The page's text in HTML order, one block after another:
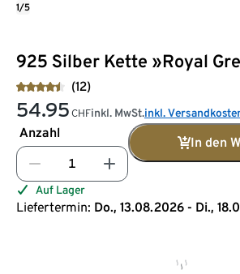
925 Silber Kette »Royal
(12)
54.95 CHFinkl. MwSt.inkl.
Anzahl
In den
Auf Lager
Liefertermin: Do., 13.08.2026 - Di.,
1/5